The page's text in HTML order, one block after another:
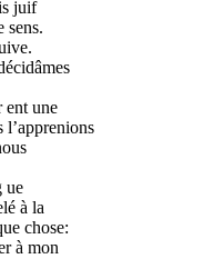
juif
sens.
ent une
l’apprenions
ue
à la
chose:
à mon